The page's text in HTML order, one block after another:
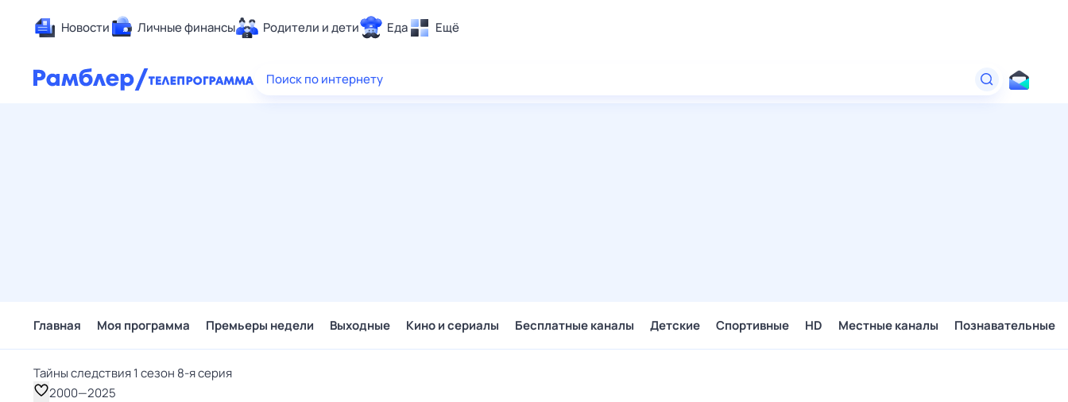
Новости Личные финансы Родители и дети Еда Ещё
Здоровье
Поиск по интернету
Главная Моя программа Премьеры недели Выходные Кино и сериалы Бесплатные каналы Детские Спортивные HD Местные каналы Познавательные
Тайны следствия 1 сезон 8-я серия
2000—2025